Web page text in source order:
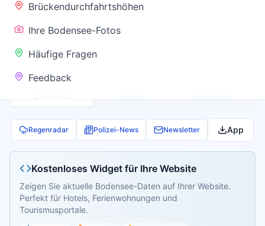
Brückendurchfahrtshöhen
Ihre Bodensee-Fotos
Häufige Fragen
Feedback
Regenradar Polizei-News Newsletter App
Kostenloses Widget für Ihre Website
Zeigen Sie aktuelle Bodensee-Daten auf Ihrer Website.
Perfekt für Hotels, Ferienwohnungen und
Tourismusportale.